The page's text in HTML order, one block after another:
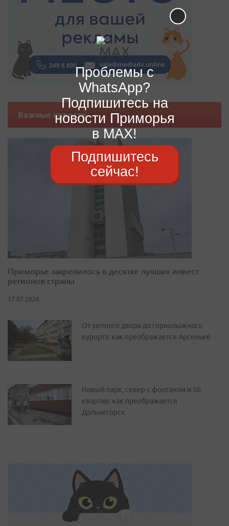
Важные новости
Приморье закрепилось в десятке лучших инвест-
регионов страны
17.07.2026
От уютного двора до горнолыжного
курорта: как преображается Арсеньев
Новый парк, сквер с фонтаном и 50
квартир: как преображается
Дальнегорск
Проблемы с
WhatsApp?
Подпишитесь на
новости Приморья
в MAX!
Подпишитесь
сейчас!